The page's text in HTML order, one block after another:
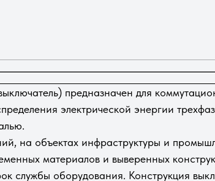
предназначен для
электрической энергии
на объектах инфраструктуры и
материалов и выверенных
службы оборудования. Конструкция